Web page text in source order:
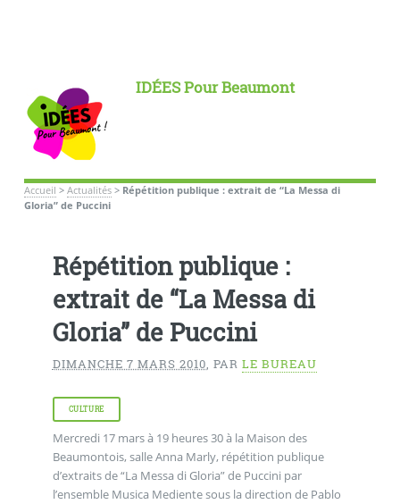
IDÉES Pour Beaumont
Accueil > Actualités> Répétition publique : extrait de “La Messa di
Gloria” de Puccini
Répétition publique :
extrait de “La Messa di
Gloria” de Puccini
DIMANCHE 7 MARS 2010, PAR LE BUREAU
CULTURE
Mercredi 17 mars à 19 heures 30 à la Maison des
Beaumontois, salle Anna Marly, répétition publique
d’extraits de “La Messa di Gloria” de Puccini par
l’ensemble Musica Mediente sous la direction de Pablo